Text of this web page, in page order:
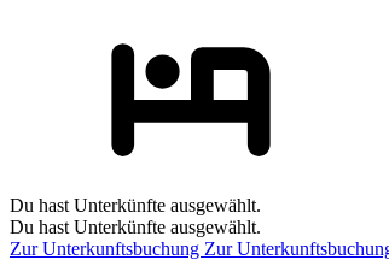
Du hast Unterkünfte ausgewählt.
Du hast Unterkünfte ausgewählt.
Zur Unterkunftsbuchung Zur